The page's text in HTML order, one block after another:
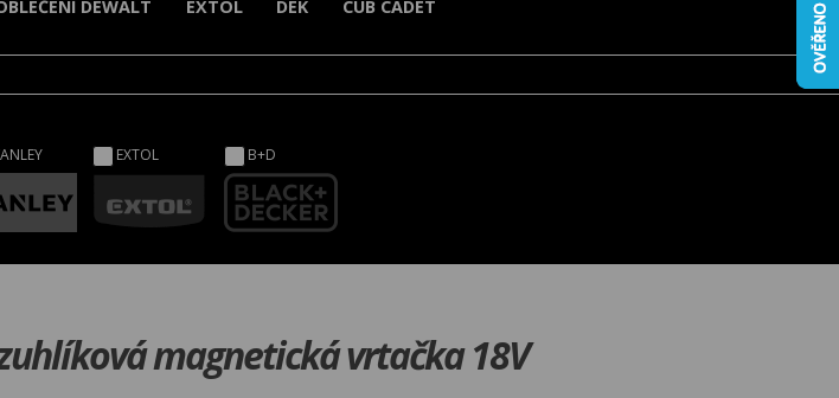
DEWALT EXTOL DEK CUB CADET
EXTOL B+D
magnetická vrtačka 18V